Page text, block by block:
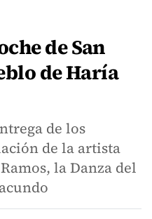
de San
de Haría
de los
de la artista
la Danza del